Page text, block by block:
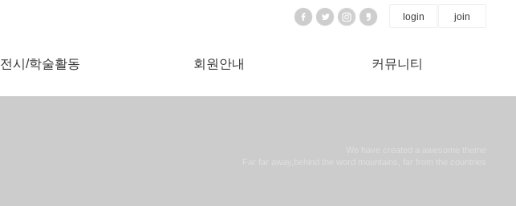
login join
전시/학술활동 회원안내 커뮤니티